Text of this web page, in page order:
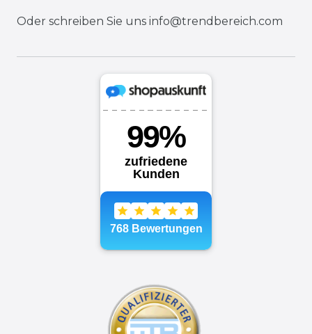
Oder schreiben Sie uns info@trendbereich.com